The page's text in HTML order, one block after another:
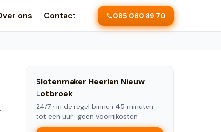
ons Contact 085 060 89 70
Slotenmaker Heerlen Nieuw
Lotbroek
24/7 · in de regel binnen 45 minuten
tot een uur · geen voorrijkosten